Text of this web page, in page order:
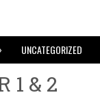
UNCATEGORIZED
1 & 2